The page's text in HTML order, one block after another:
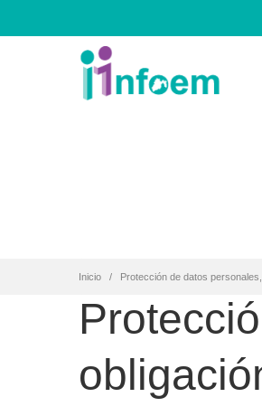
Inicio Protección de datos